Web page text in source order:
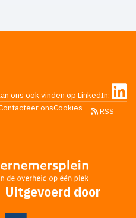
ons ook vinden op LinkedIn:
onsCookies RSS
Uitgevoerd door